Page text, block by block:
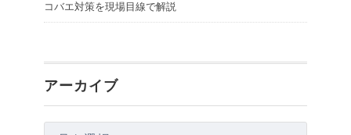
コバエ対策を現場目線で解説
アーカイブ